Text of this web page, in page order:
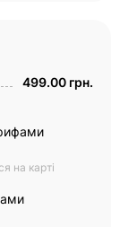
499.00 грн.
на карті